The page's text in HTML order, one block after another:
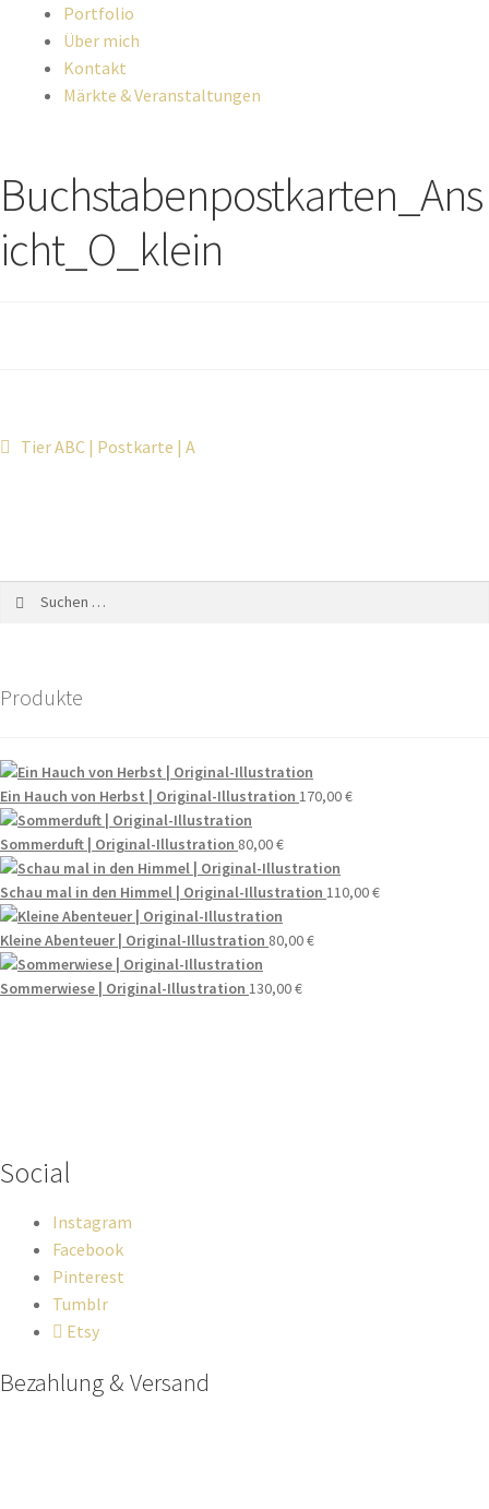
Portfolio
Über mich
Kontakt
Märkte & Veranstaltungen
Buchstabenpostkarten_Ans
icht_O_klein
Tier ABC | Postkarte | A
Produkte
Ein Hauch von Herbst | Original-Illustration 170,00€
Sommerduft | Original-Illustration 80,00€
Schau mal in den Himmel | Original-Illustration 110,00€
Kleine Abenteuer | Original-Illustration 80,00€
Sommerwiese | Original-Illustration 130,00€
Social
Instagram
Facebook
Pinterest
Tumblr
Etsy
Bezahlung & Versand